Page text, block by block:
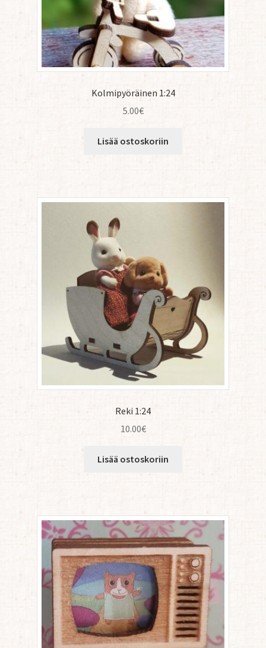
Kolmipyöräinen 1:24
5.00€
Lisää ostoskoriin
Reki 1:24
10.00€
Lisää ostoskoriin